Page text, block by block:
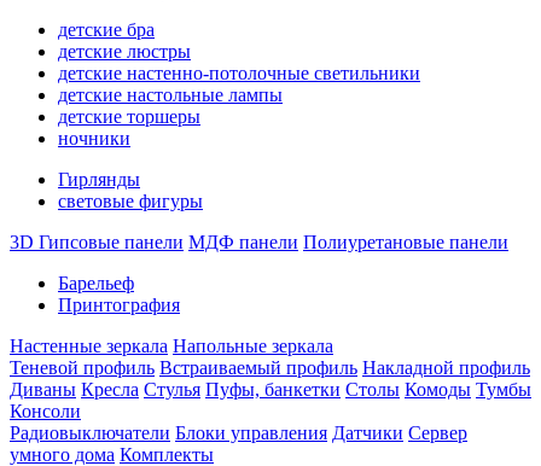
детские бра
детские люстры
детские настенно-потолочные светильники
детские настольные лампы
детские торшеры
ночники
Гирлянды
световые фигуры
3D Гипсовые панели МДФ панели Полиуретановые панели
Барельеф
Принтография
Настенные зеркала Напольные зеркала
Теневой профиль Встраиваемый профиль Накладной профиль
Диваны Кресла Стулья Пуфы, банкетки Столы Комоды Тумбы
Консоли
Радиовыключатели Блоки управления Датчики Сервер
умного дома Комплекты